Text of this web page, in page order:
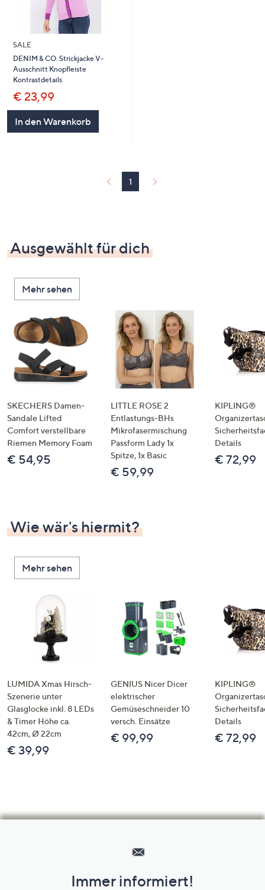
SALE
DENIM & CO. Strickjacke V-
Ausschnitt Knopfleiste
Kontrastdetails
€ 23,99
In den Warenkorb
1
Ausgewählt für dich
Mehr sehen
SKECHERS Damen-
Sandale Lifted
Comfort verstellbare
Riemen Memory Foam
€ 54,95
LITTLE ROSE 2
Entlastungs-BHs
Mikrofasermischung
Passform Lady 1x
Spitze, 1x Basic
€ 59,99
KIPLING®
Details
€ 72,99
Wie wär's hiermit?
Mehr sehen
LUMIDA Xmas Hirsch-
Szenerie unter
Glasglocke inkl. 8 LEDs
& Timer Höhe ca.
42cm, Ø 22cm
€ 39,99
GENIUS Nicer Dicer
elektrischer
Gemüseschneider 10
versch. Einsätze
€ 99,99
KIPLING®
Details
€ 72,99
Unternehmensinformationen
Immer informiert!